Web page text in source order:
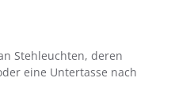
Stehleuchten, deren
eine Untertasse nach